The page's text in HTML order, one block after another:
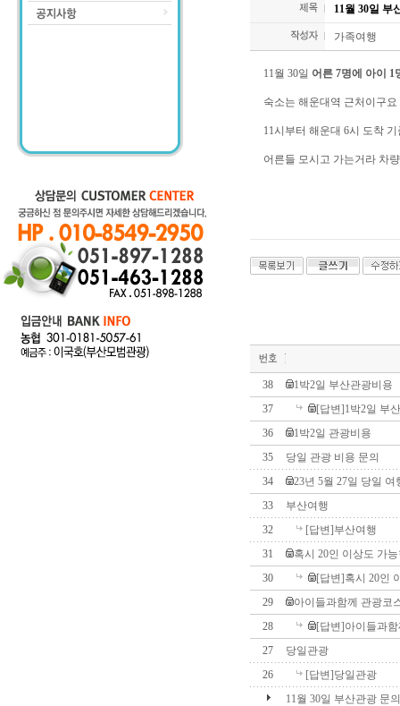
11월 30일 부
가족여행
11월 30일 어른 7명에 아이
숙소는 해운대역 근처이구요
11시부터 해운대 6시 도착
어른들 모시고 가는거라 차
38
1박2일 부산관광비용
37
[답변]1박2일 부
36
1박2일 관광비용
35
당일 관광 비용 문의
34
23년 5월 27일 당일
33
부산여행
32
[답변]부산여행
31
혹시 20인 이상도 가능
30
[답변]혹시 20인
29
아이들과함께 관광코
28
[답변]아이들과
27
당일관광
26
[답변]당일관광
11월 30일 부산관광 문의